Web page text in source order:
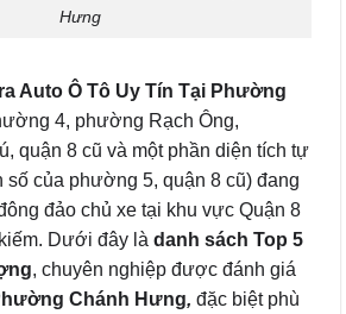
Hưng
Auto Ô Tô Uy Tín Tại Phường
4, phường Rạch Ông,
quận 8 cũ và một phần diện tích tự
số của phường 5, quận 8 cũ) đang
đảo chủ xe tại khu vực Quận 8
Dưới đây là danh sách Top 5
, chuyên nghiệp được đánh giá
Chánh Hưng, đặc biệt phù